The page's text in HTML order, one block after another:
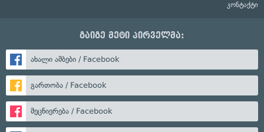
კონტაქტი
გაიგე მეტი პირველმა:
ახალი ამბები / Facebook
გართობა / Facebook
მეცნიერება / Facebook